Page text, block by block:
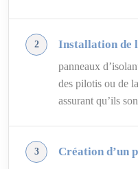
Installation de
panneaux
des pilotis ou de
assurant qu’ils
Création d’un